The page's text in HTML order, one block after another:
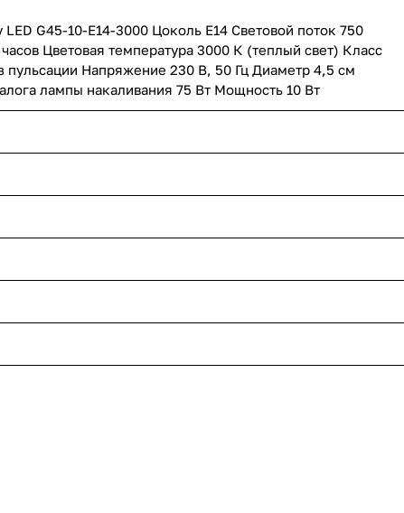
G45-10-E14-3000 Цоколь E14 Световой поток 750
Цветовая температура 3000 К (теплый свет) Класс
пульсации Напряжение 230 В, 50 Гц Диаметр 4,5 см
лампы накаливания 75 Вт Мощность 10 Вт